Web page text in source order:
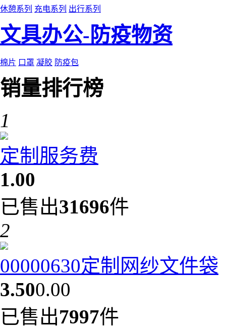
休憩系列 充电系列 出行系列
文具办公-防疫物资
棉片 口罩 凝胶 防疫包
销量排行榜
1
定制服务费
1.00
已售出31696件
2
00000630定制网纱文件袋
3.500.00
已售出7997件